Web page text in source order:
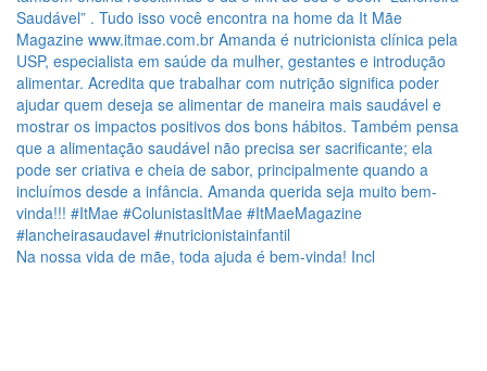
Na nossa vida de mãe, toda ajuda é bem-vinda! Incl